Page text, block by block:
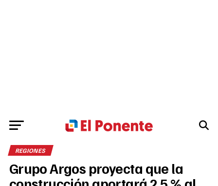
REGIONES
Grupo Argos proyecta que la